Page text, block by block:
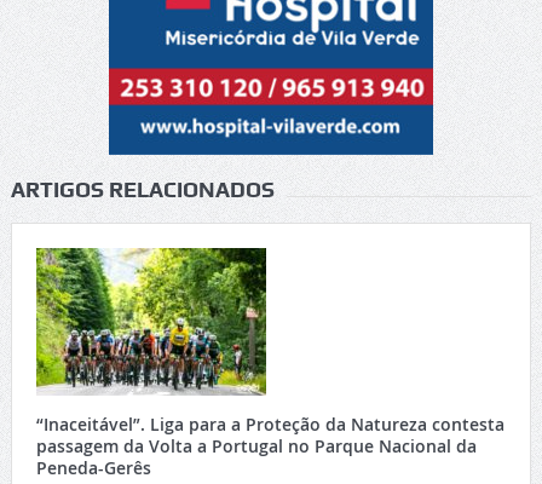
ARTIGOS RELACIONADOS
“Inaceitável”. Liga para a Proteção da Natureza contesta
passagem da Volta a Portugal no Parque Nacional da
Peneda-Gerês